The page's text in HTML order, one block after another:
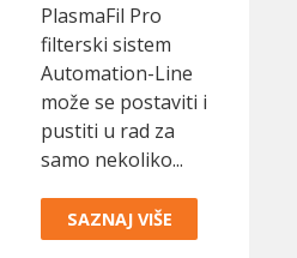
PlasmaFil Pro
filterski sistem
Automation-Line
može se postaviti i
pustiti u rad za
samo nekoliko...
SAZNAJ VIŠE